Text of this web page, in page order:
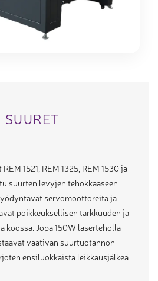
1521, REM 1325, REM 1530 ja
suurten levyjen tehokkaaseen
servomoottoreita ja
poikkeuksellisen tarkkuuden ja
koossa. Jopa 150W laserteholla
vaativan suurtuotannon
ensiluokkaista leikkausjälkeä